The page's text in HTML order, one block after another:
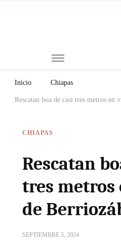
Inicio Chiapas
Rescatan boa de casi tres metros en
CHIAPAS
Rescatan
tres metros
de
SEPTIEMBRE 5, 2024